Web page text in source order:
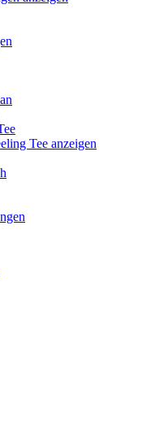
Tee anzeigen